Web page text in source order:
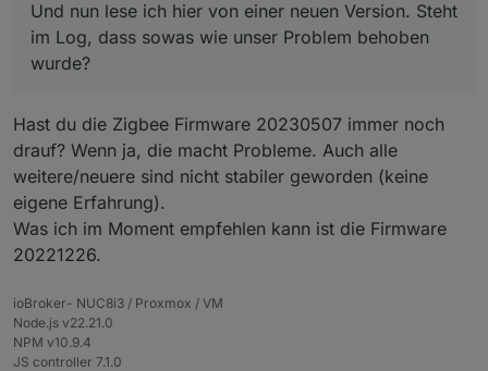
Und nun lese ich hier von einer neuen Version. Steht
im Log, dass sowas wie unser Problem behoben
wurde?
Hast du die Zigbee Firmware 20230507 immer noch
drauf? Wenn ja, die macht Probleme. Auch alle
weitere/neuere sind nicht stabiler geworden (keine
eigene Erfahrung).
Was ich im Moment empfehlen kann ist die Firmware
20221226.
ioBroker- NUC8i3 / Proxmox / VM
Node.js v22.21.0
NPM v10.9.4
JS controller 7.1.0